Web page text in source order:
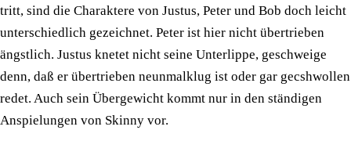
tritt, sind die Charaktere von Justus, Peter und Bob doch leicht
unterschiedlich gezeichnet. Peter ist hier nicht übertrieben
ängstlich. Justus knetet nicht seine Unterlippe, geschweige
denn, daß er übertrieben neunmalklug ist oder gar gecshwollen
redet. Auch sein Übergewicht kommt nur in den ständigen
Anspielungen von Skinny vor.